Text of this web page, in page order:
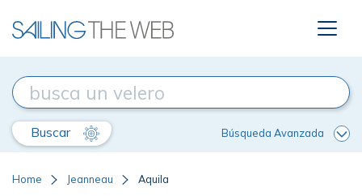
Buscar Búsqueda Avanzada
Home Jeanneau Aquila